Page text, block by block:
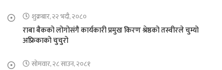
शुक्रबार, २२ भदौ, २०८०
राबा बैकको लोगोसंगै कार्यकारी प्रमुख किरण श्रेष्ठको तस्वीरले चुम्यो
अफ्रिकाको चुचुरो
सोमवार, २८ साउन, २०८१